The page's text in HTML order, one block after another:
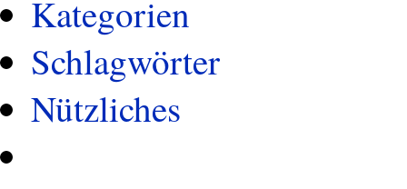
Kategorien
Schlagwörter
Nützliches